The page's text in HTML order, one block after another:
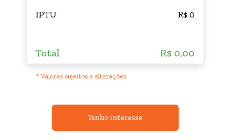
IPTU
R$ 0
Total R$ 0,00
* Valores sujeitos a alterações
Tenho interesse